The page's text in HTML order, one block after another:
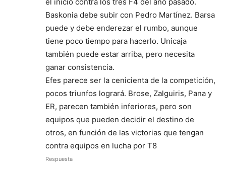
Baskonia debe subir con Pedro Martínez. Barsa
puede y debe enderezar el rumbo, aunque
tiene poco tiempo para hacerlo. Unicaja
también puede estar arriba, pero necesita
ganar consistencia.
Efes parece ser la cenicienta de la competición,
pocos triunfos logrará. Brose, Zalguiris, Pana y
ER, parecen también inferiores, pero son
equipos que pueden decidir el destino de
otros, en función de las victorias que tengan
contra equipos en lucha por T8
Respuesta